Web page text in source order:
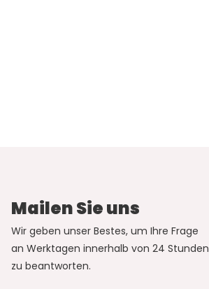
Mailen Sie uns
Wir geben unser Bestes, um Ihre Frage
an Werktagen innerhalb von 24 Stunden
zu beantworten.